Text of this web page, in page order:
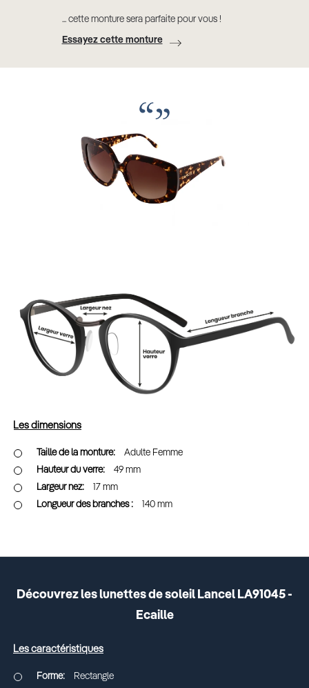
... cette monture sera parfaite pour vous !
Essayez cette monture
Les dimensions
Adulte Femme
49 mm
17 mm
140 mm
Découvrez les lunettes de soleil Lancel LA91045 -
Ecaille
Les caractéristiques
Rectangle